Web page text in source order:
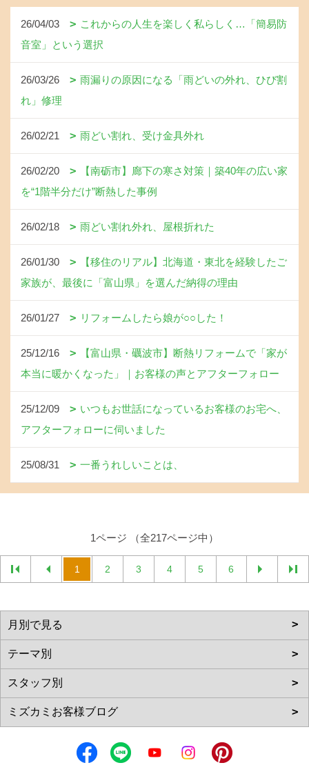
26/04/03
これからの人生を楽しく私らしく…「簡易防
音室」という選択
26/03/26
雨漏りの原因になる「雨どいの外れ、ひび割
れ」修理
26/02/21 雨どい割れ、受け金具外れ
26/02/20
【南砺市】廊下の寒さ対策｜築40年の広い家
を“1階半分だけ”断熱した事例
26/02/18 雨どい割れ外れ、屋根折れた
26/01/30
【移住のリアル】北海道・東北を経験したご
家族が、最後に「富山県」を選んだ納得の理由
26/01/27 リフォームしたら娘が○○した！
25/12/16
【富山県・礪波市】断熱リフォームで「家が
本当に暖かくなった」｜お客様の声とアフターフォロー
25/12/09
いつもお世話になっているお客様のお宅へ、
アフターフォローに伺いました
25/08/31 一番うれしいことは、
1ページ （全217ページ中）
1 2 3 4 5 6